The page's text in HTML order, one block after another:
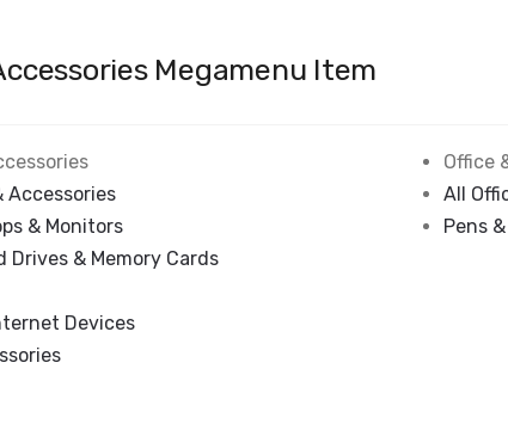
Megamenu Item
Accessories
& Monitors
Drives & Memory Cards
Devices
Office
All
Pens